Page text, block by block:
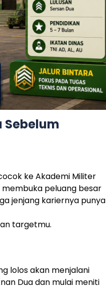
ke Akademi Militer
peluang besar
jenjang kariernya punya
targetmu.
lolos akan menjalani
Dua dan mulai meniti